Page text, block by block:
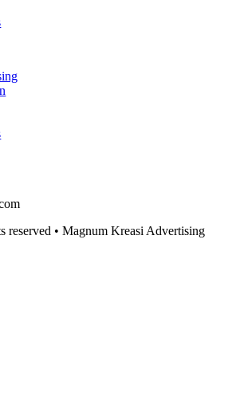
reserved • Magnum Kreasi Advertising